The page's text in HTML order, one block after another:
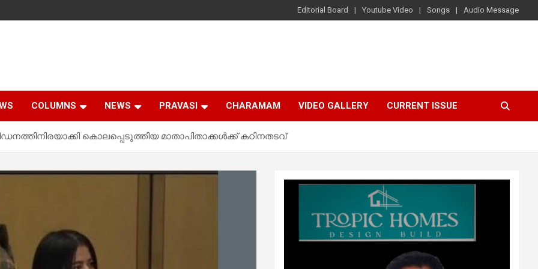
Editorial Board Youtube Video Songs Audio Message
COLUMNS NEWS PRAVASI CHARAMAM VIDEO GALLERY CURRENT ISSUE
കൊലപ്പെടുത്തിയ മാതാപിതാക്കൾക്ക് കഠിനതടവ്